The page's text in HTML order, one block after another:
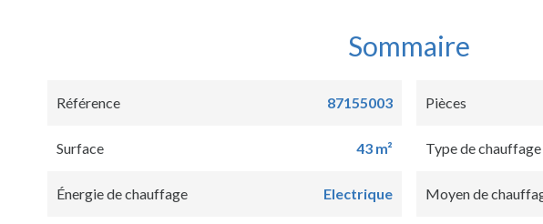
Sommaire
Référence 87155003 Pièces
Surface 43 m² Type de chauffage
Énergie de chauffage Electrique Moyen de